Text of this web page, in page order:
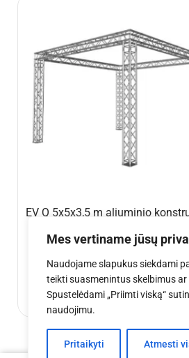
Mes vertiname jūsų
Naudojame slapukus siekdami
teikti suasmenintus skelbimus
Spustelėdami „Priimti viską“
naudojimu.
Pritaikyti Atmesti
GPP Stages Podestas choro
1×0,5 m
€275.08
Į krepšelį